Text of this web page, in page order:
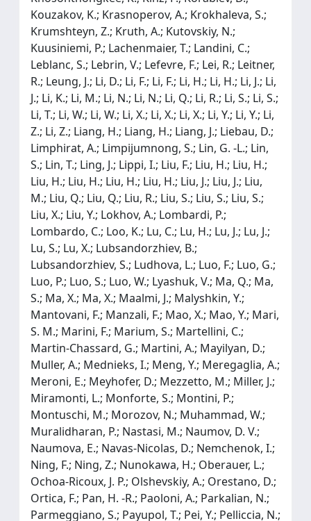
Kouzakov, K.; Krasnoperov, A.; Krokhaleva, S.;
Krumshteyn, Z.; Kruth, A.; Kutovskiy, N.;
Kuusiniemi, P.; Lachenmaier, T.; Landini, C.;
Leblanc, S.; Lebrin, V.; Lefevre, F.; Lei, R.; Leitner,
R.; Leung, J.; Li, D.; Li, F.; Li, F.; Li, H.; Li, H.; Li, J.; Li,
J.; Li, K.; Li, M.; Li, N.; Li, N.; Li, Q.; Li, R.; Li, S.; Li, S.;
Li, T.; Li, W.; Li, W.; Li, X.; Li, X.; Li, X.; Li, Y.; Li, Y.; Li,
Z.; Li, Z.; Liang, H.; Liang, H.; Liang, J.; Liebau, D.;
Limphirat, A.; Limpijumnong, S.; Lin, G. -L.; Lin,
S.; Lin, T.; Ling, J.; Lippi, I.; Liu, F.; Liu, H.; Liu, H.;
Liu, H.; Liu, H.; Liu, H.; Liu, H.; Liu, J.; Liu, J.; Liu,
M.; Liu, Q.; Liu, Q.; Liu, R.; Liu, S.; Liu, S.; Liu, S.;
Liu, X.; Liu, Y.; Lokhov, A.; Lombardi, P.;
Lombardo, C.; Loo, K.; Lu, C.; Lu, H.; Lu, J.; Lu, J.;
Lu, S.; Lu, X.; Lubsandorzhiev, B.;
Lubsandorzhiev, S.; Ludhova, L.; Luo, F.; Luo, G.;
Luo, P.; Luo, S.; Luo, W.; Lyashuk, V.; Ma, Q.; Ma,
S.; Ma, X.; Ma, X.; Maalmi, J.; Malyshkin, Y.;
Mantovani, F.; Manzali, F.; Mao, X.; Mao, Y.; Mari,
S. M.; Marini, F.; Marium, S.; Martellini, C.;
Martin-Chassard, G.; Martini, A.; Mayilyan, D.;
Muller, A.; Mednieks, I.; Meng, Y.; Meregaglia, A.;
Meroni, E.; Meyhofer, D.; Mezzetto, M.; Miller, J.;
Miramonti, L.; Monforte, S.; Montini, P.;
Montuschi, M.; Morozov, N.; Muhammad, W.;
Muralidharan, P.; Nastasi, M.; Naumov, D. V.;
Naumova, E.; Navas-Nicolas, D.; Nemchenok, I.;
Ning, F.; Ning, Z.; Nunokawa, H.; Oberauer, L.;
Ochoa-Ricoux, J. P.; Olshevskiy, A.; Orestano, D.;
Ortica, F.; Pan, H. -R.; Paoloni, A.; Parkalian, N.;
Parmeggiano, S.; Payupol, T.; Pei, Y.; Pelliccia, N.;